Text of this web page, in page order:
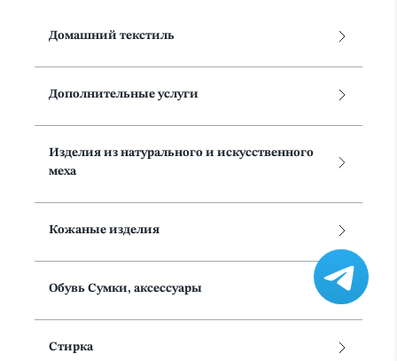
Домашний текстиль
Дополнительные услуги
Изделия из натурального и искусственного
меха
Кожаные изделия
Обувь Сумки, аксессуары
Стирка